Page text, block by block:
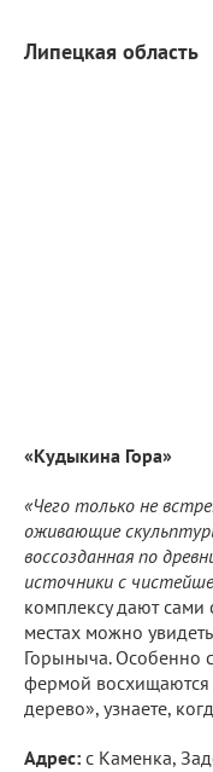
Липецкая область
«Кудыкина Гора»
«Чего только не
оживающие
воссозданная по
источники с
комплексу дают сами
местах можно
Горыныча. Особенно
фермой восхищаются
дерево», узнаете,
Адрес: с Каменка,